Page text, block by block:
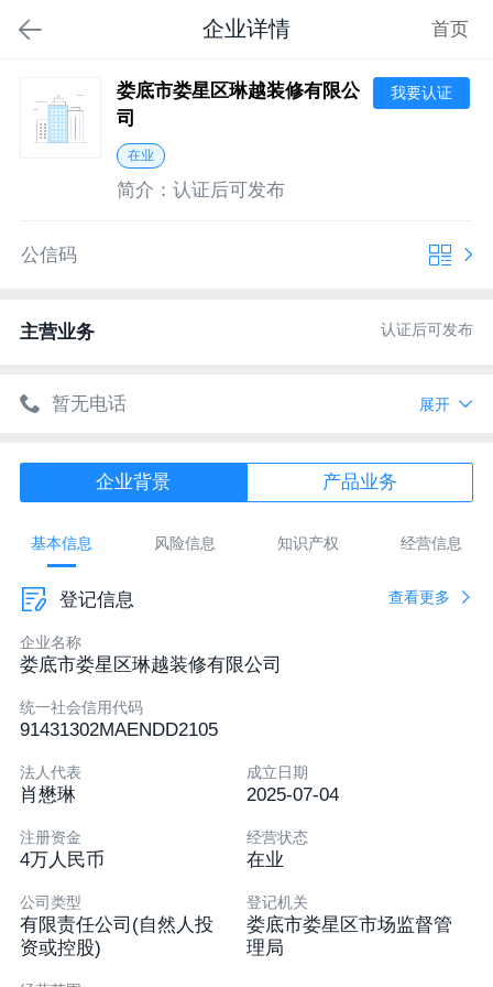
企业详情 首页
娄底市娄星区琳越装修有限公
司
我要认证
在业
简介： 认证后可发布
公信码
主营业务 认证后可发布
暂无电话
暂无网址
湖南省娄底市娄星区水洞底镇羊角村村民委员会办
公楼104室
认证后可发布
展开
企业背景 产品业务
基本信息 风险信息 知识产权 经营信息
登记信息 查看更多
企业名称
娄底市娄星区琳越装修有限公司
统一社会信用代码
91431302MAENDD2105
法人代表
肖懋琳
成立日期
2025-07-04
注册资金
4万人民币
经营状态
在业
公司类型
有限责任公司(自然人投
资或控股)
登记机关
娄底市娄星区市场监督管
理局